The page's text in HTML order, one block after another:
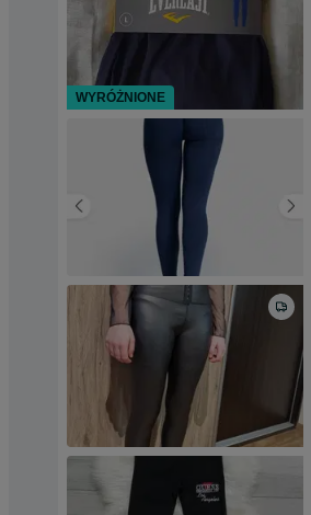
WYRÓŻNIONE